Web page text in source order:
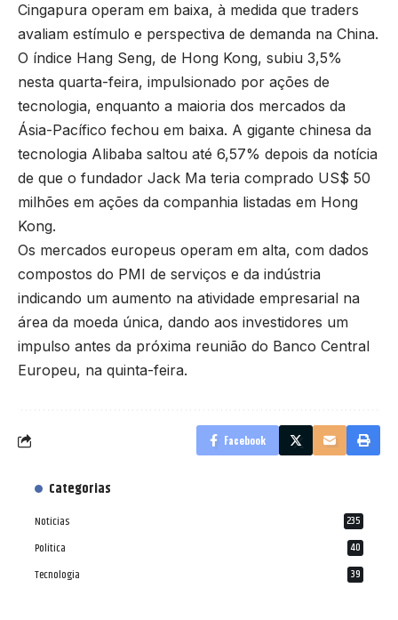
Cingapura operam em baixa, à medida que traders
avaliam estímulo e perspectiva de demanda na China.
O índice Hang Seng, de Hong Kong, subiu 3,5%
nesta quarta-feira, impulsionado por ações de
tecnologia, enquanto a maioria dos mercados da
Ásia-Pacífico fechou em baixa. A gigante chinesa da
tecnologia Alibaba saltou até 6,57% depois da notícia
de que o fundador Jack Ma teria comprado US$ 50
milhões em ações da companhia listadas em Hong
Kong.
Os mercados europeus operam em alta, com dados
compostos do PMI de serviços e da indústria
indicando um aumento na atividade empresarial na
área da moeda única, dando aos investidores um
impulso antes da próxima reunião do Banco Central
Europeu, na quinta-feira.
Facebook
Categorias
Notícias 235
Política 40
Tecnologia 39